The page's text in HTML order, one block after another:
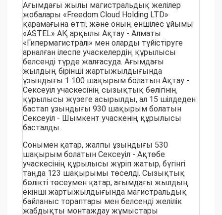
Ағымдағы жылы магистральдық желілер
жобалары «Freedom Cloud Holding LTD»
қарамағына өтті, және оның еншілес ұйымы
«ASTEL» АҚ арқылы Ақтау - Алматы
«Гипермагистралі» мен оларды түйістіруге
арналған ілеспе учаскелердің құрылысы
белсенді түрде жалғасуда. Ағымдағы
жылдың бірінші жартыжылдығында
ұзындығы 1 100 шақырым болатын Ақтау -
Сексеуіл учаскесінің сызықтық бөлігінің
құрылысы жүзеге асырылды, ал 15 шілдеден
бастап ұзындығы 930 шақырым болатын
Сексеуіл - Шымкент учаскенің құрылысы
басталды.
Сонымен қатар, жалпы ұзындығы 530
шақырым болатын Сексеуіл - Ақтөбе
учаскесінің құрылысы жүріп жатыр, бүгінгі
таңда 123 шақырымы төселді. Сызықтық
бөлікті төсеумен қатар, ағымдағы жылдың
екінші жартыжылдығында магистральдық
байланыс тораптары мен белсенді желілік
жабдықты монтаждау жұмыстары